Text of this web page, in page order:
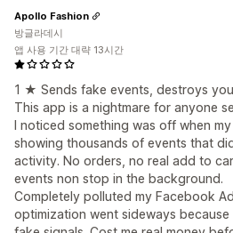
1 ★ Sends fake events, destroys
This app is a nightmare for anyone
I noticed something was off when
showing thousands of events that
activity. No orders, no real add to
events non stop in the background.
Completely polluted my Facebook
optimization went sideways
Apollo Fashion
방글라데시
앱 사용 기간 대략 13시간